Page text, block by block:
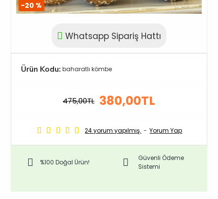
-20 %
Whatsapp Sipariş Hattı
Ürün Kodu: baharatlı kömbe
24 yorum yapılmış. - Yorum Yap
380,00TL
475,00TL
%100 Doğal Ürün!
Güvenli Ödeme
Sistemi